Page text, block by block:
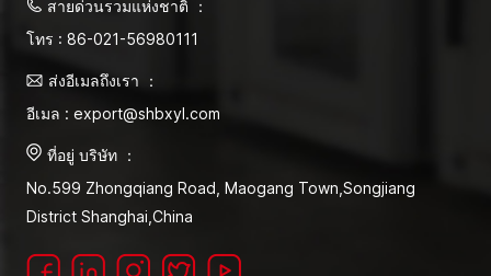
สายด่วนรวมแห่งชาติ ：
โทร : 86-021-56980111
ส่งอีเมลถึงเรา ：
อีเมล : export@shbxyl.com
ที่อยู่ บริษัท ：
No.599 Zhongqiang Road, Maogang Town,Songjiang
District Shanghai,China